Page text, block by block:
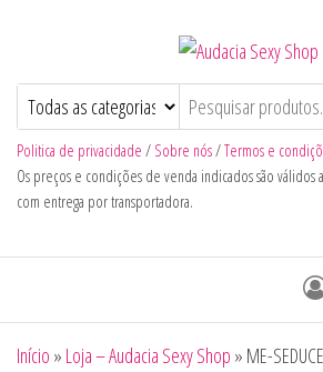
Audacia Sexy Shop
Politica de privacidade / Sobre nós/Termos e
Os preços e condições de venda indicados são válidos
com entrega por transportadora.
Início » Loja – Audacia Sexy Shop » ME-